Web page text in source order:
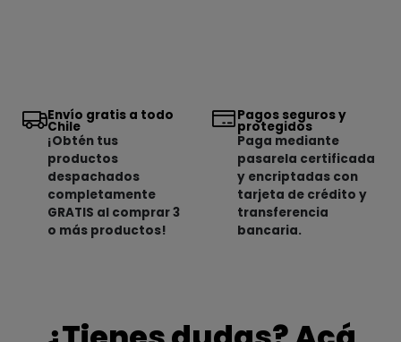
Envío gratis a todo
Chile
¡Obtén tus
productos
despachados
completamente
GRATIS al comprar 3
o más productos!
Pagos seguros y
protegidos
Paga mediante
pasarela certificada
y encriptadas con
tarjeta de crédito y
transferencia
bancaria.